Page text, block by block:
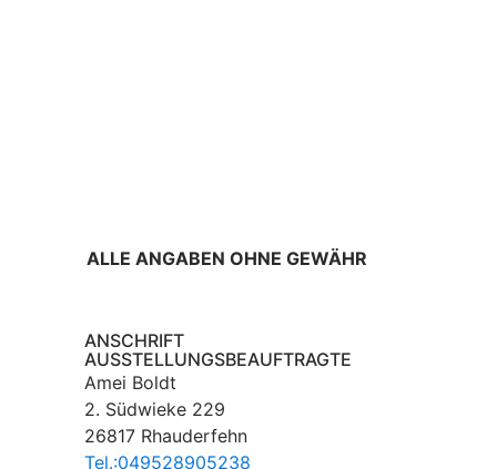
ALLE ANGABEN OHNE GEWÄHR
ANSCHRIFT
AUSSTELLUNGSBEAUFTRAGTE
Amei Boldt
2. Südwieke 229
26817 Rhauderfehn
Tel.:049528905238